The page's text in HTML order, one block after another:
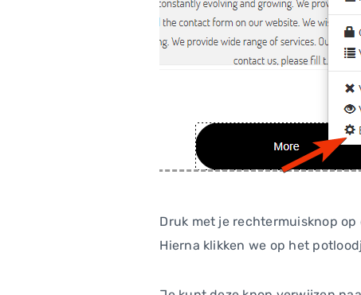
Druk met je rechtermuisknop
Hierna klikken we op het